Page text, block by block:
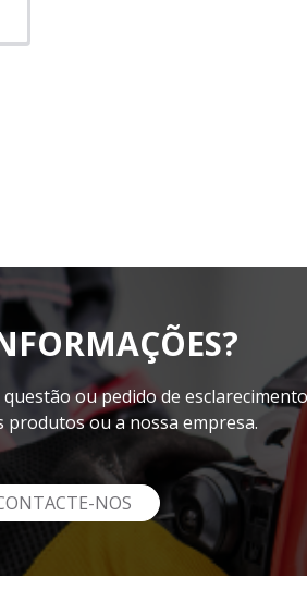
ou pedido de esclarecimento
produtos ou a nossa empresa.
NOS